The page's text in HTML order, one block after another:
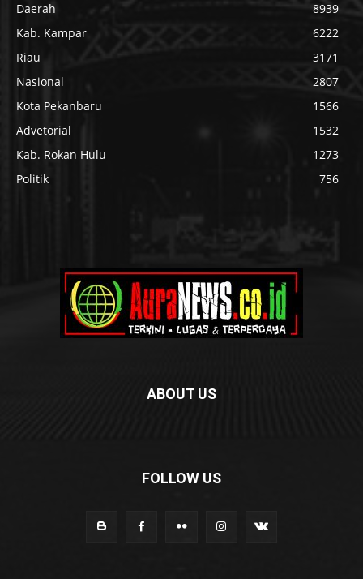
Daerah
8939
Kab. Kampar
6222
Riau
3171
Nasional
2807
Kota Pekanbaru
1566
Advetorial
1532
Kab. Rokan Hulu
1273
Politik
756
ABOUT US
FOLLOW US